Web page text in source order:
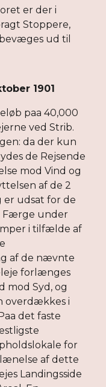
er der i
Stoppere,
ud til
1901
paa 40,000
ved Strib.
da der kun
de Rejsende
mod Vind og
af de 2
udsat for de
Færge under
i tilfælde af
af de nævnte
forlænges
mod Syd, og
overdækkes i
det faste
for
af dette
Landingsside